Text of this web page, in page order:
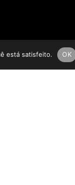
está satisfeito. OK